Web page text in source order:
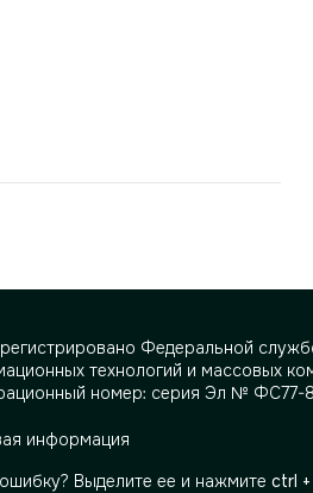
Федеральной
технологий и массовых
номер: серия Эл № ФС77-
информация
Выделите ее и нажмите ctrl